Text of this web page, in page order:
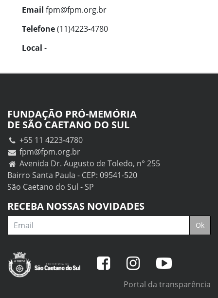
Email fpm@fpm.org.br
Telefone(11)4223-4780
Local -
FUNDAÇÃO PRÓ-MEMÓRIA
DE SÃO CAETANO DO SUL
+55 11 4223-4780
fpm@fpm.org.br
Avenida Dr. Augusto de Toledo, n° 255
Bairro Santa Paula - CEP: 09541-520
São Caetano do Sul - SP
RECEBA NOSSAS NOVIDADES
Email Ok
Portal da transparência